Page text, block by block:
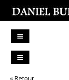
« Retour